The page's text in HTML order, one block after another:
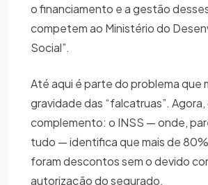
o financiamento e a gestão
competem ao Ministério do
Social”.
Até aqui é parte do problema que
gravidade das “falcatruas”.
complemento: o INSS — onde,
tudo — identifica que mais de
foram descontos sem o devido
autorização do segurado.